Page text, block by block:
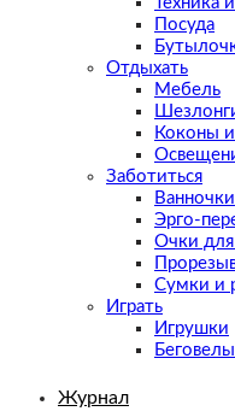
Посуда
Отдыхать
Мебель
Коконы
Заботиться
Ванночки
Эрго-
Очки для
Сумки и
Играть
Игрушки
Журнал